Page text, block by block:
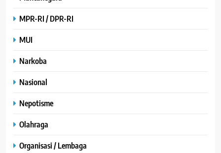
MPR-RI / DPR-RI
MUI
Narkoba
Nasional
Nepotisme
Olahraga
Organisasi / Lembaga